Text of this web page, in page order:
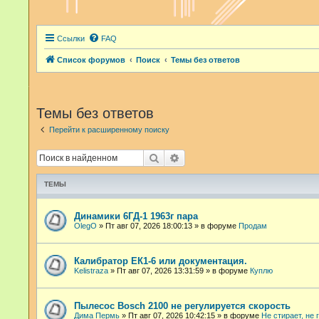
Ссылки FAQ
Список форумов Поиск Темы без ответов
Темы без ответов
Перейти к расширенному поиску
Поиск
ТЕМЫ
Динамики 6ГД-1 1963г пара
OlegO » Пт авг 07, 2026 18:00:13 » в форуме Продам
Калибратор ЕК1-6 или документация.
Kelistraza » Пт авг 07, 2026 13:31:59 » в форуме Куплю
Пылесос Bosch 2100 не регулируется скорость
Дима Пермь » Пт авг 07, 2026 10:42:15 » в форуме Не стирает, не